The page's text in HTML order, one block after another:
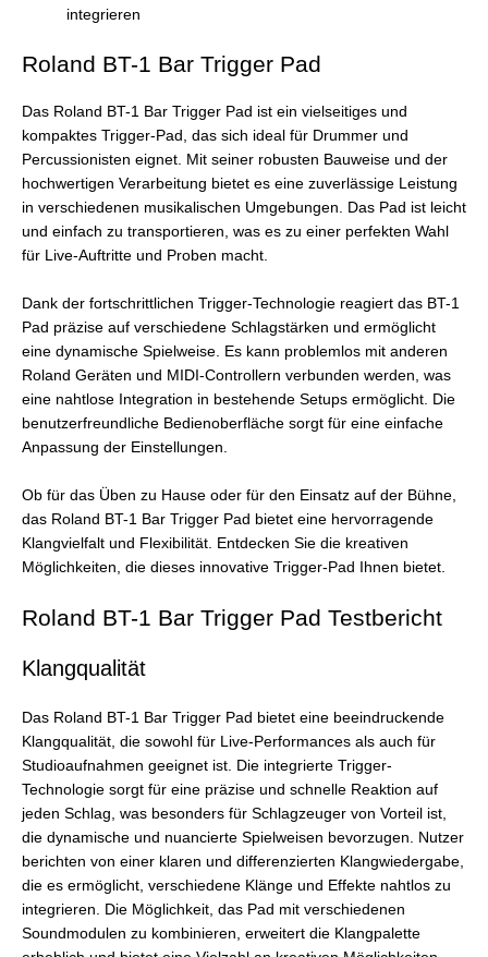
integrieren
Roland BT-1 Bar Trigger Pad
Das Roland BT-1 Bar Trigger Pad ist ein vielseitiges und
kompaktes Trigger-Pad, das sich ideal für Drummer und
Percussionisten eignet. Mit seiner robusten Bauweise und der
hochwertigen Verarbeitung bietet es eine zuverlässige Leistung
in verschiedenen musikalischen Umgebungen. Das Pad ist leicht
und einfach zu transportieren, was es zu einer perfekten Wahl
für Live-Auftritte und Proben macht.
Dank der fortschrittlichen Trigger-Technologie reagiert das BT-1
Pad präzise auf verschiedene Schlagstärken und ermöglicht
eine dynamische Spielweise. Es kann problemlos mit anderen
Roland Geräten und MIDI-Controllern verbunden werden, was
eine nahtlose Integration in bestehende Setups ermöglicht. Die
benutzerfreundliche Bedienoberfläche sorgt für eine einfache
Anpassung der Einstellungen.
Ob für das Üben zu Hause oder für den Einsatz auf der Bühne,
das Roland BT-1 Bar Trigger Pad bietet eine hervorragende
Klangvielfalt und Flexibilität. Entdecken Sie die kreativen
Möglichkeiten, die dieses innovative Trigger-Pad Ihnen bietet.
Roland BT-1 Bar Trigger Pad Testbericht
Klangqualität
Das Roland BT-1 Bar Trigger Pad bietet eine beeindruckende
Klangqualität, die sowohl für Live-Performances als auch für
Studioaufnahmen geeignet ist. Die integrierte Trigger-
Technologie sorgt für eine präzise und schnelle Reaktion auf
jeden Schlag, was besonders für Schlagzeuger von Vorteil ist,
die dynamische und nuancierte Spielweisen bevorzugen. Nutzer
berichten von einer klaren und differenzierten Klangwiedergabe,
die es ermöglicht, verschiedene Klänge und Effekte nahtlos zu
integrieren. Die Möglichkeit, das Pad mit verschiedenen
Soundmodulen zu kombinieren, erweitert die Klangpalette